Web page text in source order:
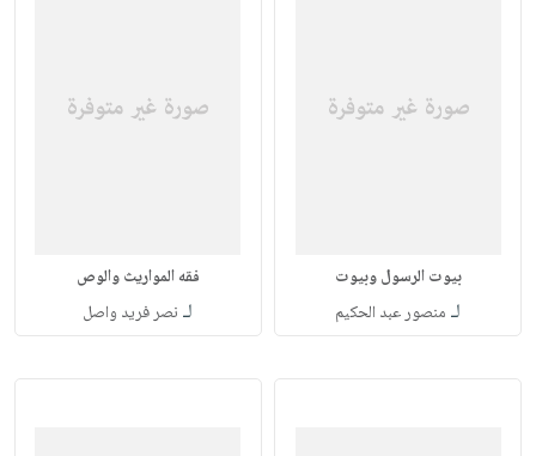
بيوت الرسول وبيوت
لـ منصور عبد الحكيم
فقه المواريث والوص
لـ نصر فريد واصل